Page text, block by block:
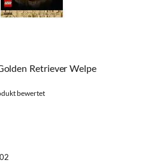
Retriever Welpe
bewertet